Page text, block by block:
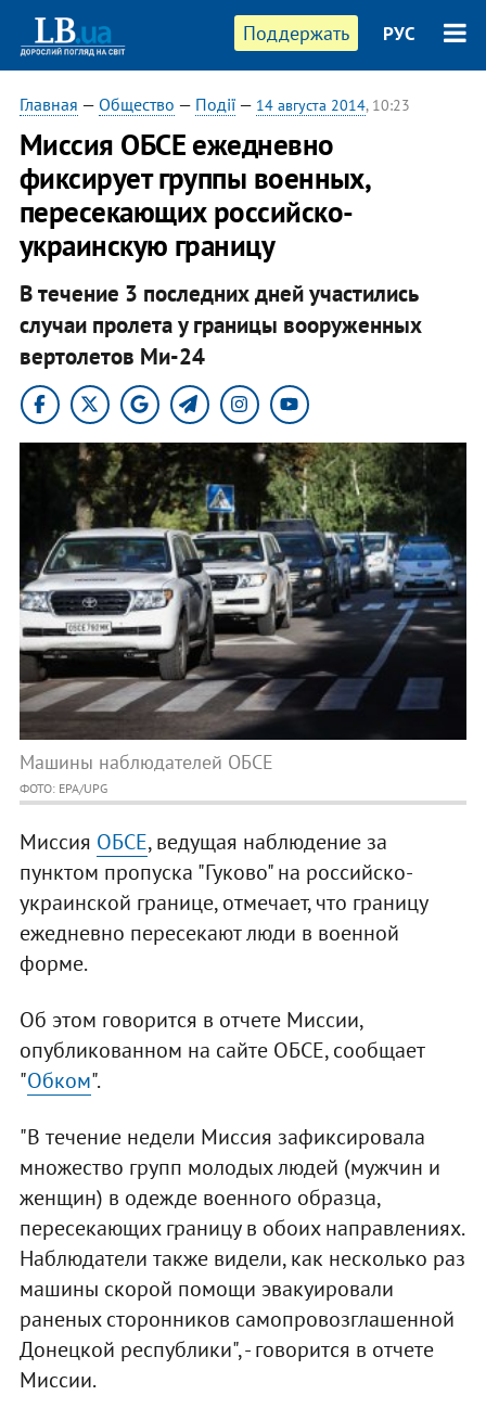
Поддержать РУС
Главная — Общество — Події— 14 августа 2014, 10:23
Миссия ОБСЕ ежедневно
фиксирует группы военных,
пересекающих российско-
украинскую границу
В течение 3 последних дней участились
случаи пролета у границы вооруженных
вертолетов Ми-24
Машины наблюдателей ОБСЕ
ФОТО: EPA/UPG
Миссия ОБСЕ, ведущая наблюдение за
пунктом пропуска "Гуково" на российско-
украинской границе, отмечает, что границу
ежедневно пересекают люди в военной
форме.
Об этом говорится в отчете Миссии,
опубликованном на сайте ОБСЕ, сообщает
"Обком".
"В течение недели Миссия зафиксировала
множество групп молодых людей (мужчин и
женщин) в одежде военного образца,
пересекающих границу в обоих направлениях.
Наблюдатели также видели, как несколько раз
машины скорой помощи эвакуировали
раненых сторонников самопровозглашенной
Донецкой республики", - говорится в отчете
Миссии.